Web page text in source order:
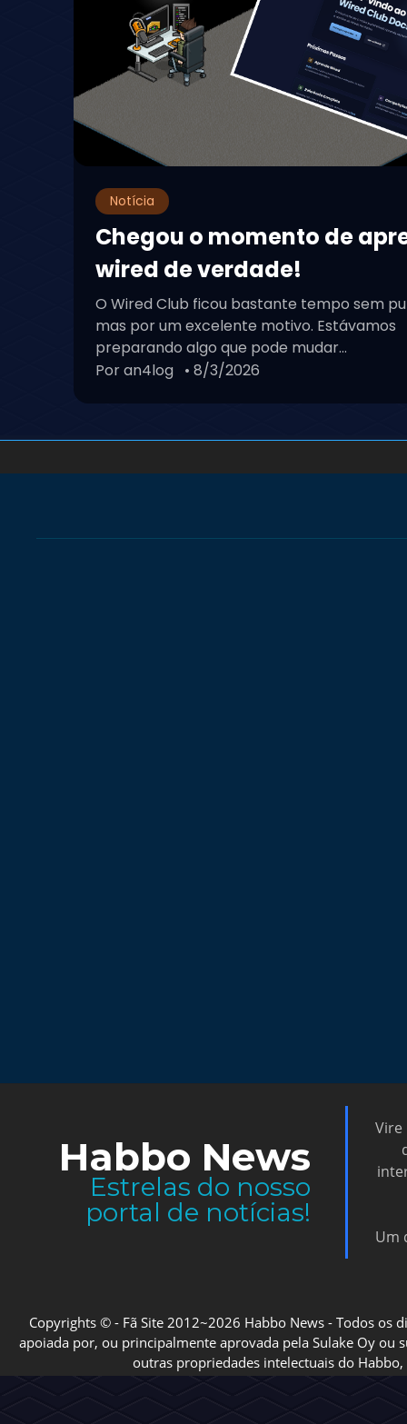
Notícia
Chegou o momento de
wired de verdade!
O Wired Club ficou bastante tempo sem
mas por um excelente motivo. Estávamos
preparando algo que pode mudar...
Por an4log • 8/3/2026
Habbo News
Estrelas do nosso
portal de notícias!
Vire
Um
Copyrights © - Fã Site 2012~2026 Habbo News - Todos os
apoiada por, ou principalmente aprovada pela Sulake Oy ou
outras propriedades intelectuais do